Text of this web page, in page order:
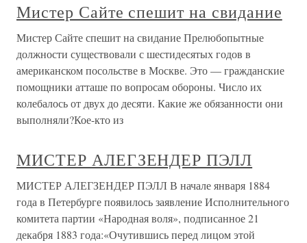
Мистер Сайте спешит на свидание
Мистер Сайте спешит на свидание Прелюбопытные
должности существовали с шестидесятых годов в
американском посольстве в Москве. Это — гражданские
помощники атташе по вопросам обороны. Число их
колебалось от двух до десяти. Какие же обязанности они
выполняли?Кое-кто из
МИСТЕР АЛЕГЗЕНДЕР ПЭЛЛ
МИСТЕР АЛЕГЗЕНДЕР ПЭЛЛ В начале января 1884
года в Петербурге появилось заявление Исполнительного
комитета партии «Народная воля», подписанное 21
декабря 1883 года:«Очутившись перед лицом этой